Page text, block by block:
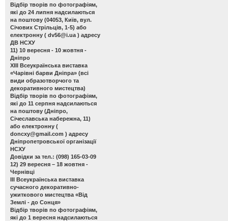
Відбір творів по фотографіям,
які до 24 липня надсилаються
на поштову (04053, Київ, вул.
Січових Стрільців, 1-5) або
електронну ( dv56@i.ua ) адресу
ДВ НСХУ
11) 10 вересня - 10 жовтня -
Дніпро
ХІІІ Всеукраїнська виставка
«Чарівні барви Дніпра» (всі
види образотворчого та
декоративного мистецтва)
Відбір творів по фотографіям,
які до 11 серпня надсилаються
на поштову (Дніпро,
Січеславська набережна, 11)
або електронну (
doncxy@gmail.com ) адресу
Дніпропетровської організації
НСХУ
Довідки за тел.: (098) 165-03-09
12) 29 вересня – 18 жовтня -
Чернівці
ІІІ Всеукраїнська виставка
сучасного декоративно-
ужиткового мистецтва «Від
Землі - до Сонця»
Відбір творів по фотографіям,
які до 1 вересня надсилаються